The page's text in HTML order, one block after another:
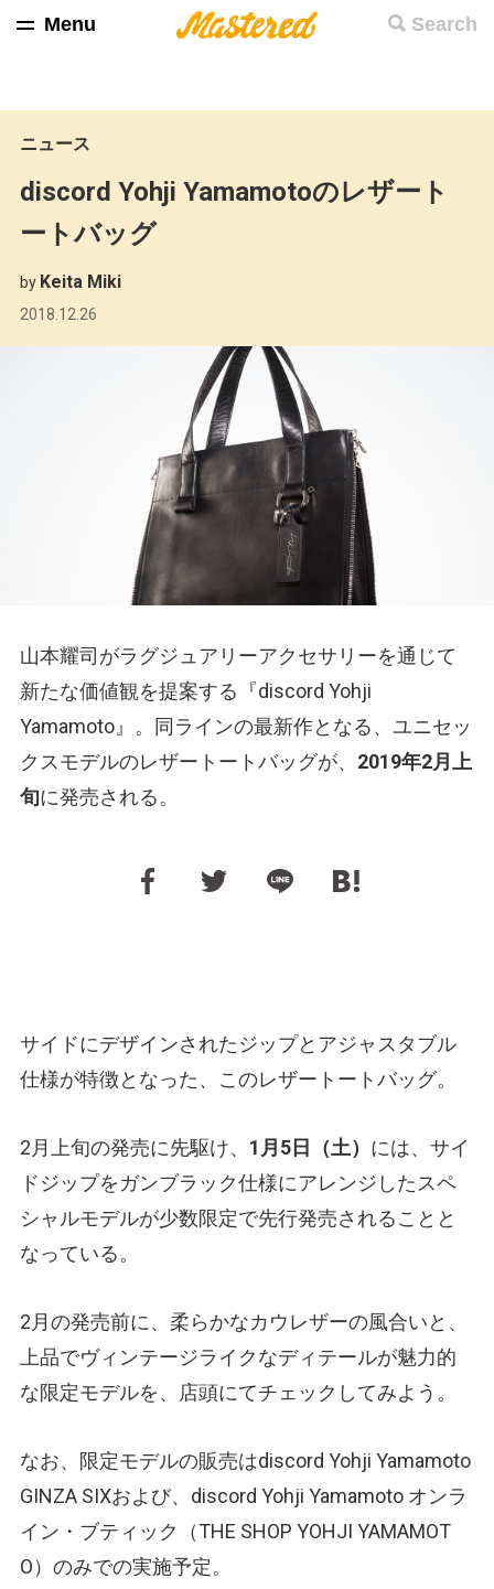
Search
Menu
ニュース
discord Yohji Yamamotoのレザート
ートバッグ
by Keita Miki
2018.12.26
山本耀司がラグジュアリーアクセサリーを通じて
新たな価値観を提案する『discord Yohji
Yamamoto』。同ラインの最新作となる、ユニセッ
クスモデルのレザートートバッグが、 2019年2月上
旬に発売される。
サイドにデザインされたジップとアジャスタブル
仕様が特徴となった、このレザートートバッグ。
2月上旬の発売に先駆け、 1月5日（土） には、サイ
ドジップをガンブラック仕様にアレンジしたスペ
シャルモデルが少数限定で先行発売されることと
なっている。
2月の発売前に、柔らかなカウレザーの風合いと、
上品でヴィンテージライクなディテールが魅力的
な限定モデルを、店頭にてチェックしてみよう。
なお、限定モデルの販売はdiscord Yohji Yamamoto
GINZA SIXおよび、discord Yohji Yamamoto オンラ
イン・ブティック（THE SHOP YOHJI YAMAMOT
O）のみでの実施予定。